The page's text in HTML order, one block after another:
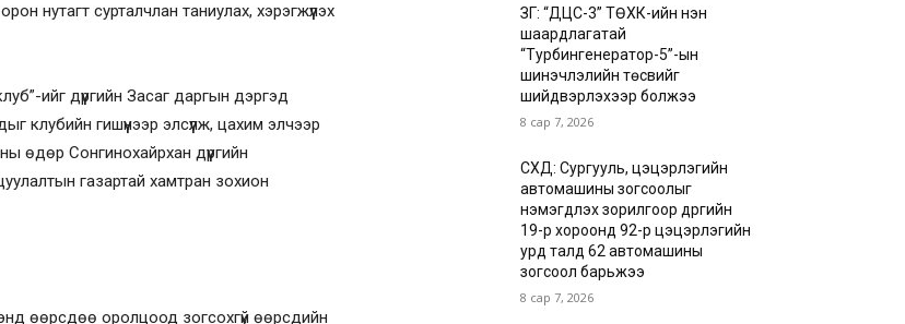
нутагт сурталчлан таниулах, хэрэгжүүлэх
ийг дүүргийн Засаг даргын дэргэд
гишүүнээр элсүүлж, цахим элчээр
өдөр Сонгинохайрхан дүүргийн
газартай хамтран зохион
өөрсдөө оролцоод зогсохгүй өөрсдийн
ЗГ: “ДЦС-3” ТӨХК-ийн нэн
шаардлагатай
“Турбингенератор-5”-ын
шинэчлэлийн төсвийг
шийдвэрлэхээр болжээ
8 сар 7, 2026
СХД: Сургууль, цэцэрлэгийн
автомашины зогсоолыг
нэмэгдүүлэх зорилгоор дүүргийн
19-р хороонд 92-р цэцэрлэгийн
урд талд 62 автомашины
зогсоол барьжээ
8 сар 7, 2026